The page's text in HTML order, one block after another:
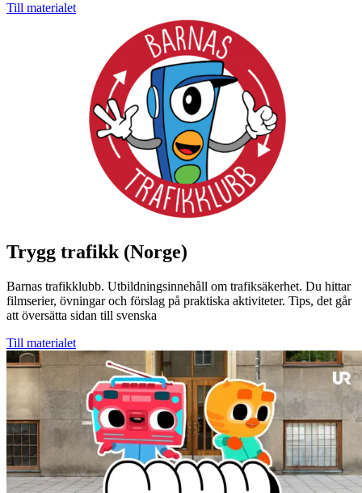
Till materialet
Trygg trafikk (Norge)
Barnas trafikklubb. Utbildningsinnehåll om trafiksäkerhet. Du hittar
filmserier, övningar och förslag på praktiska aktiviteter. Tips, det går
att översätta sidan till svenska
Till materialet